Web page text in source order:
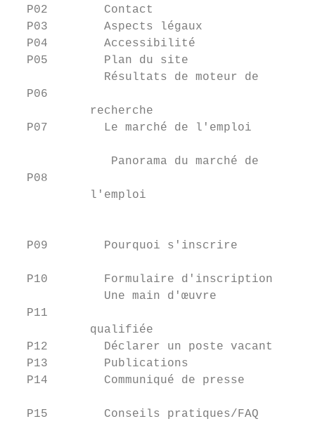
P02        Contact
P03        Aspects légaux
P04        Accessibilité
P05        Plan du site
             Résultats de moteur de
P06
           recherche
P07        Le marché de l'emploi
Panorama du marché de
  P08
l'emploi
  P09        Pourquoi s'inscrire
P10        Formulaire d'inscription
Une main d'œuvre
  P11
qualifiée
P12        Déclarer un poste vacant
P13        Publications
P14        Communiqué de presse
  P15        Conseils pratiques/FAQ